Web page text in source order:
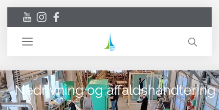
Toggle
Nedrivning og affaldshåndtering